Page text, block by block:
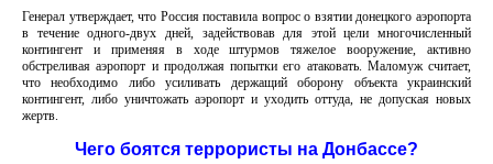
Генерал утверждает, что Россия поставила вопрос о взятии донецкого аэропорта
в течение одного-двух дней, задействовав для этой цели многочисленный
контингент и применяя в ходе штурмов тяжелое вооружение, активно
обстреливая аэропорт и продолжая попытки его атаковать. Маломуж считает,
что необходимо либо усиливать держащий оборону объекта украинский
контингент, либо уничтожать аэропорт и уходить оттуда, не допуская новых
жертв.
Чего боятся террористы на Донбассе?